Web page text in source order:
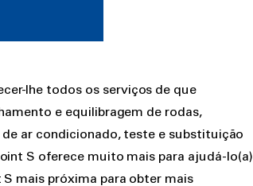
lhe todos os serviços de que
e equilibragem de rodas,
ar condicionado, teste e substituição
S oferece muito mais para ajudá-lo(a)
mais próxima para obter mais